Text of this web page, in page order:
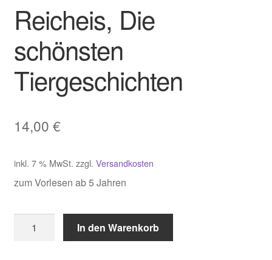
Reicheis, Die
schönsten
Tiergeschichten
14,00 €
inkl. 7 % MwSt. zzgl. Versandkosten
zum Vorlesen ab 5 Jahren
In den Warenkorb